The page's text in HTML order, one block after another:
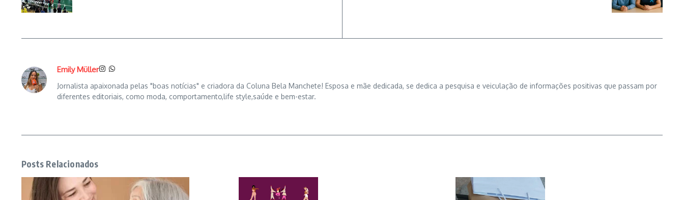
Emily Müller
Jornalista apaixonada pelas "boas notícias" e criadora da Coluna Bela Manchete! Esposa e mãe dedicada, se dedica a pesquisa e veiculação de informações positivas que passam por
diferentes editoriais, como moda, comportamento,life style,saúde e bem-estar.
Posts Relacionados